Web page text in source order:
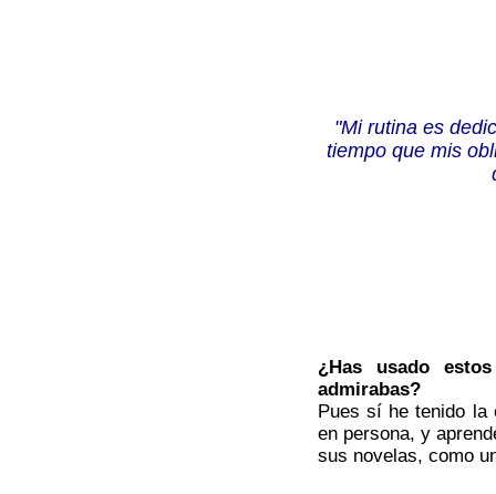
"Mi rutina es
tiempo que mis
¿Has usado
admirabas?
Pues sí he tenido la
en persona, y
sus novelas, como